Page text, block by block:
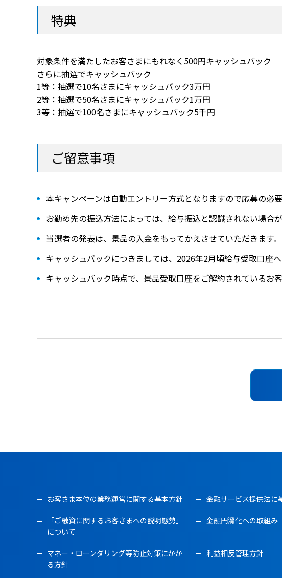
特典
対象条件を満たしたお客さまにもれなく500円キャッシュバック
さらに抽選でキャッシュバック
1等：抽選で10名さまにキャッシュバック3万円
2等：抽選で50名さまにキャッシュバック1万円
3等：抽選で100名さまにキャッシュバック5千円
ご留意事項
本キャンペーンは自動エントリー方式となりますので応募の必
お勤め先の振込方法によっては、給与振込と認識されない場合が
当選者の発表は、景品の入金をもってかえさせていただきます。
キャッシュバックにつきましては、2026年2月頃給与受取口座へ
キャッシュバック時点で、景品受取口座をご解約されている
お客さま本位の業務運営に関する基本方針 金融サービス提供法に
「ご融資に関するお客さまへの説明態勢」
について
金融円滑化への取組み
マネー・ローンダリング等防止対策にかか
る方針
利益相反管理方針